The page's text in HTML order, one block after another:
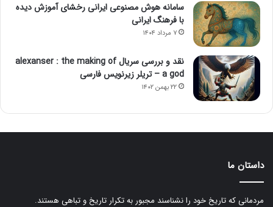
سامانه هوش مصنوعی ایرانی رخشای آموزش دیده
با فرهنگ ایرانی
۷ مرداد ۱۴۰۴
نقد و بررسی سریال alexanser : the making of
a god – تریلر زیرنویس فارسی
۲۲ بهمن ۱۴۰۲
داستان ما
مردمانی که تاریخ خود را نشناسند مجبور به تکرار تاریخ و تباهی هستند.